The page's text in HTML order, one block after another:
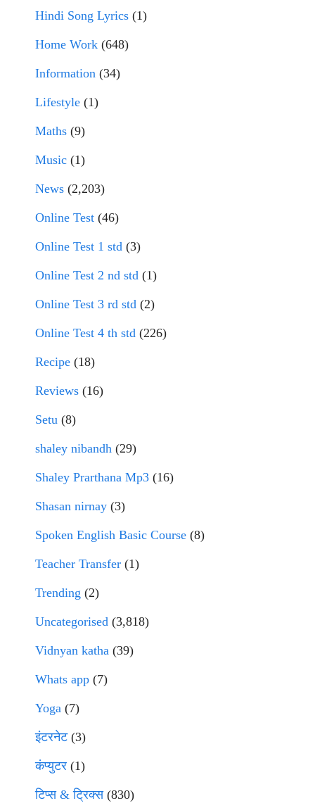
Hindi Song Lyrics (1)
Home Work (648)
Information (34)
Lifestyle (1)
Maths (9)
Music (1)
News (2,203)
Online Test (46)
Online Test 1 std (3)
Online Test 2 nd std (1)
Online Test 3 rd std (2)
Online Test 4 th std (226)
Recipe (18)
Reviews (16)
Setu (8)
shaley nibandh (29)
Shaley Prarthana Mp3 (16)
Shasan nirnay (3)
Spoken English Basic Course (8)
Teacher Transfer (1)
Trending (2)
Uncategorised (3,818)
Vidnyan katha (39)
Whats app (7)
Yoga (7)
इंटरनेट(3)
कंप्युटर (1)
टिप्स & ट्रिक्स(830)